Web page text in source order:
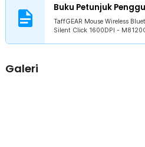
Buku Petunjuk
TaffGEAR Mouse Wireless
Silent Click 1600DPI -
Galeri